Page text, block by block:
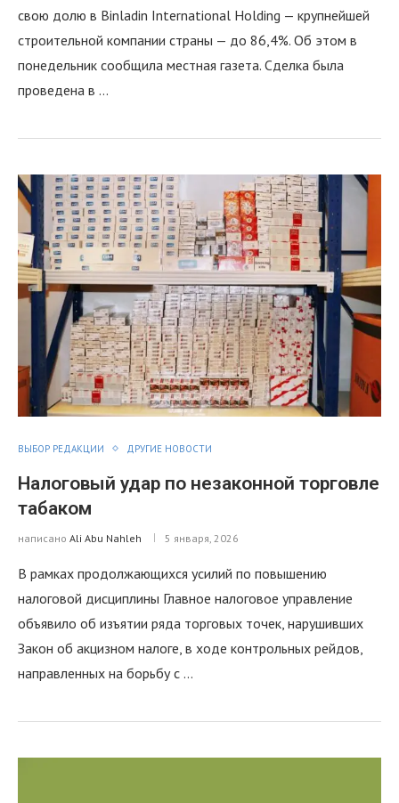
свою долю в Binladin International Holding — крупнейшей
строительной компании страны — до 86,4%. Об этом в
понедельник сообщила местная газета. Сделка была
проведена в …
ВЫБОР РЕДАКЦИИ ДРУГИЕ НОВОСТИ
Налоговый удар по незаконной торговле
табаком
написано Ali Abu Nahleh 5 января, 2026
В рамках продолжающихся усилий по повышению
налоговой дисциплины Главное налоговое управление
объявило об изъятии ряда торговых точек, нарушивших
Закон об акцизном налоге, в ходе контрольных рейдов,
направленных на борьбу с …